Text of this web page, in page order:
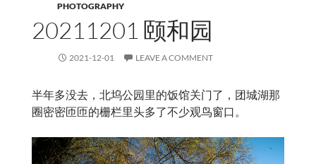
PHOTOGRAPHY
20211201 颐和园
2021-12-01 LEAVE A COMMENT
半年多没去，北坞公园里的饭馆关门了，团城湖那
圈密密匝匝的栅栏里头多了不少观鸟窗口。